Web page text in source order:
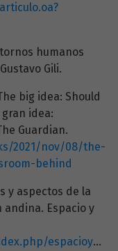
humanos
Gili.
big idea: Should
idea:
Guardian.
2021/nov/08/the-
behind
y aspectos de la
Espacio y
article/view/8082/8376